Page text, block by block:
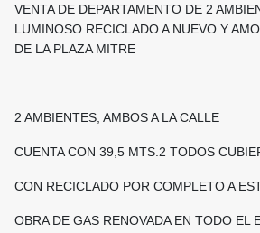
VENTA DE DEPARTAMENTO DE 2
LUMINOSO RECICLADO A NUEVO Y
DE LA PLAZA MITRE
2 AMBIENTES, AMBOS A LA CALLE
CUENTA CON 39,5 MTS.2 TODOS
CON RECICLADO POR COMPLETO A
OBRA DE GAS RENOVADA EN TODO EL